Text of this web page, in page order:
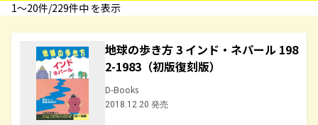
1〜20件/229件中 を表示
地球の歩き方 3 インド・ネパール 198
2-1983（初版復刻版）
D-Books
2018.12.20 発売